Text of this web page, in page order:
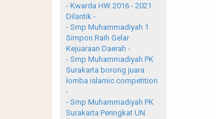
- Kwarda HW 2016 - 2021
Dilantik -
- Smp Muhammadiyah 1
Simpon Raih Gelar
Kejuaraan Daerah -
- Smp Muhammadiyah PK
Surakarta borong juara
lomba islamic competition
-
- Smp Muhammadiyah PK
Surakarta Peringkat UN